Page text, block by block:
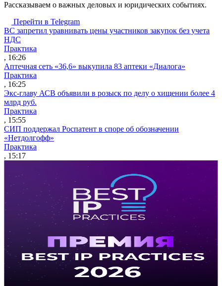
Рассказываем о важных деловых и юридических событиях.
Перейти в Telegram
ВС запретил уравнивать цены участников закупок без учета
НДС
Практика
, 16:26
Аптечная сеть «36,6» выкупила 83 аптеки «Диалога»
Практика
, 16:25
Экс-главу АСВ объявили в розыск по делу о хищении более 4
млрд руб.
Практика
, 15:55
СИП поддержал Роспатент в споре об обозначении
«Нетдолгофф»
Практика
, 15:17